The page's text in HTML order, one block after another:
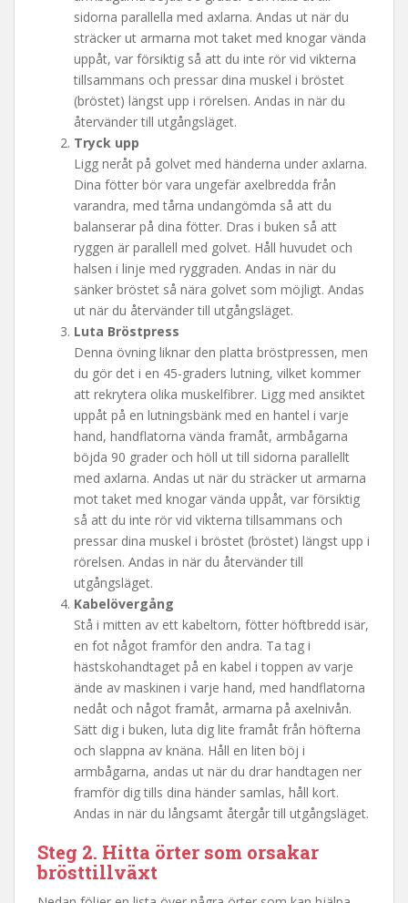
sidorna parallella med axlarna. Andas ut när du
sträcker ut armarna mot taket med knogar vända
uppåt, var försiktig så att du inte rör vid vikterna
tillsammans och pressar dina muskel i bröstet
(bröstet) längst upp i rörelsen. Andas in när du
återvänder till utgångsläget.
Tryck upp
Ligg neråt på golvet med händerna under axlarna.
Dina fötter bör vara ungefär axelbredda från
varandra, med tårna undangömda så att du
balanserar på dina fötter. Dras i buken så att
ryggen är parallell med golvet. Håll huvudet och
halsen i linje med ryggraden. Andas in när du
sänker bröstet så nära golvet som möjligt. Andas
ut när du återvänder till utgångsläget.
Luta Bröstpress
Denna övning liknar den platta bröstpressen, men
du gör det i en 45-graders lutning, vilket kommer
att rekrytera olika muskelfibrer. Ligg med ansiktet
uppåt på en lutningsbänk med en hantel i varje
hand, handflatorna vända framåt, armbågarna
böjda 90 grader och höll ut till sidorna parallellt
med axlarna. Andas ut när du sträcker ut armarna
mot taket med knogar vända uppåt, var försiktig
så att du inte rör vid vikterna tillsammans och
pressar dina muskel i bröstet (bröstet) längst upp i
rörelsen. Andas in när du återvänder till
utgångsläget.
Kabelövergång
Stå i mitten av ett kabeltorn, fötter höftbredd isär,
en fot något framför den andra. Ta tag i
hästskohandtaget på en kabel i toppen av varje
ände av maskinen i varje hand, med handflatorna
nedåt och något framåt, armarna på axelnivån.
Sätt dig i buken, luta dig lite framåt från höfterna
och slappna av knäna. Håll en liten böj i
armbågarna, andas ut när du drar handtagen ner
framför dig tills dina händer samlas, håll kort.
Andas in när du långsamt återgår till utgångsläget.
Steg 2. Hitta örter som orsakar
brösttillväxt